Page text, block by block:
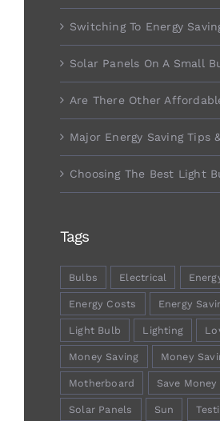
Switching To Energy
Solar Panels On A Small
Are There Other
Major Energy Saving Tips
Choosing The Best Light
Tags
Bulbs Electrical
Energy Costs Energy
Light Bulb Lighting
Money Saving Money
Motherboard Save Money
Solar Panels Sun